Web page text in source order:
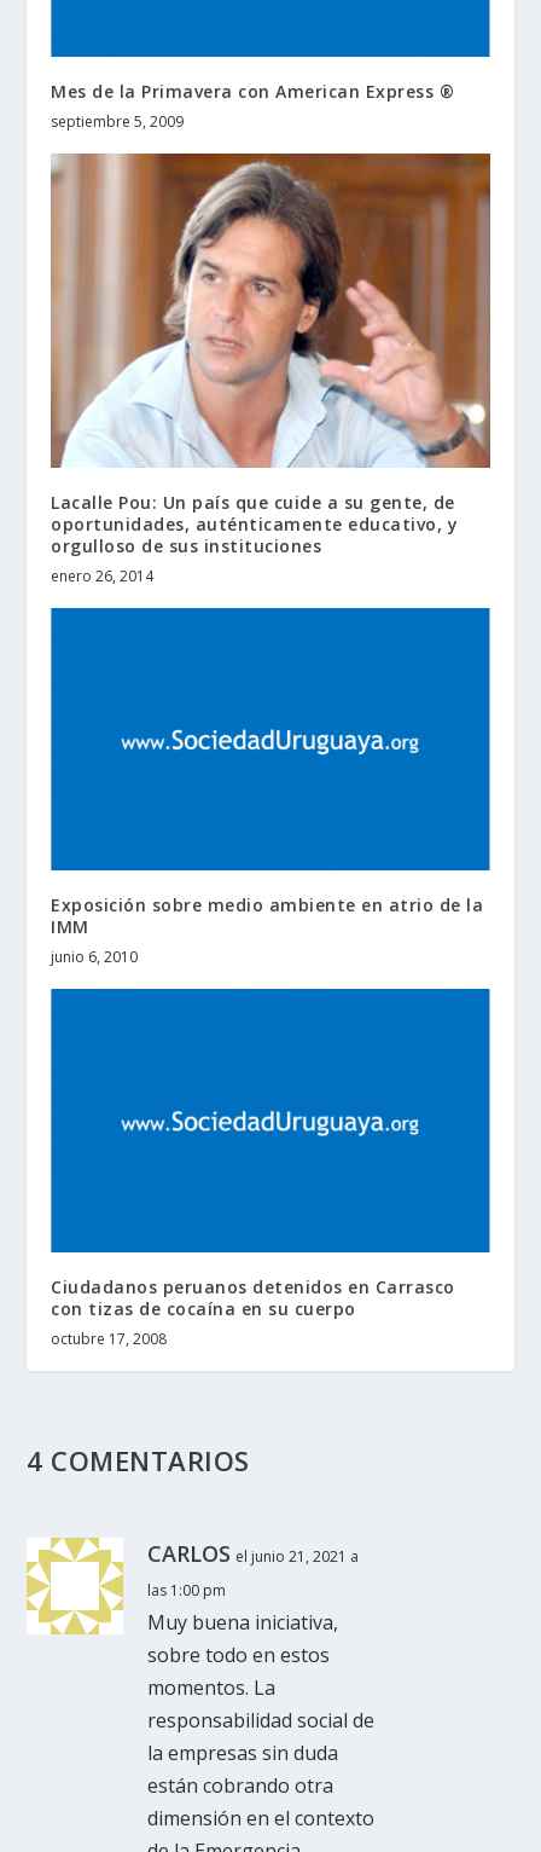
Mes de la Primavera con American Express ®
septiembre 5, 2009
Lacalle Pou: Un país que cuide a su gente, de
oportunidades, auténticamente educativo, y
orgulloso de sus instituciones
enero 26, 2014
Exposición sobre medio ambiente en atrio de la
IMM
junio 6, 2010
Ciudadanos peruanos detenidos en Carrasco
con tizas de cocaína en su cuerpo
octubre 17, 2008
4 COMENTARIOS
CARLOS el junio 21, 2021 a
las 1:00 pm
Muy buena iniciativa,
sobre todo en estos
momentos. La
responsabilidad social de
la empresas sin duda
están cobrando otra
dimensión en el contexto